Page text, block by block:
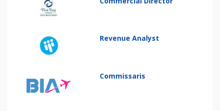
Revenue Analyst
Commissaris